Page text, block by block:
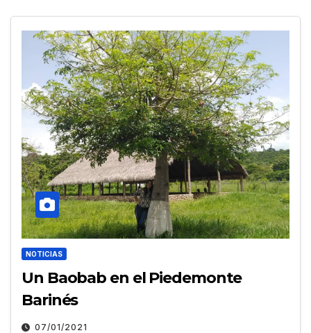
NOTICIAS
Un Baobab en el Piedemonte
Barinés
07/01/2021